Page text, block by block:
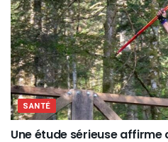
SANTÉ
Une étude sérieuse affirme